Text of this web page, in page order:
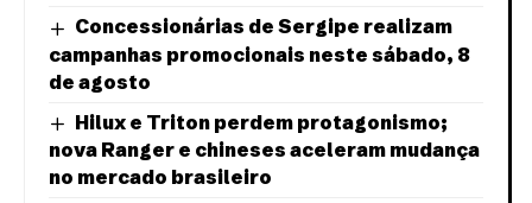
Concessionárias de Sergipe realizam
campanhas promocionais neste sábado, 8
de agosto
Hilux e Triton perdem protagonismo;
nova Ranger e chineses aceleram mudança
no mercado brasileiro